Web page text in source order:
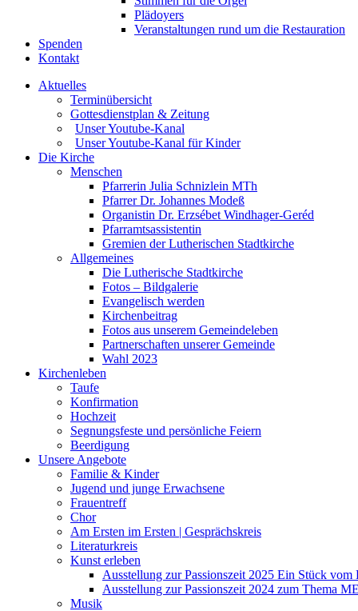
Plädoyers
Veranstaltungen rund um die Restauration
Spenden
Kontakt
Aktuelles
Terminübersicht
Gottesdienstplan & Zeitung
Unser Youtube-Kanal
Unser Youtube-Kanal für Kinder
Die Kirche
Menschen
Pfarrerin Julia Schnizlein MTh
Pfarrer Dr. Johannes Modeß
Organistin Dr. Erzsébet Windhager-Geréd
Pfarramtsassistentin
Gremien der Lutherischen Stadtkirche
Allgemeines
Die Lutherische Stadtkirche
Fotos – Bildgalerie
Evangelisch werden
Kirchenbeitrag
Fotos aus unserem Gemeindeleben
Partnerschaften unserer Gemeinde
Wahl 2023
Kirchenleben
Taufe
Konfirmation
Hochzeit
Segnungsfeste und persönliche Feiern
Beerdigung
Unsere Angebote
Familie & Kinder
Jugend und junge Erwachsene
Frauentreff
Chor
Am Ersten im Ersten | Gesprächskreis
Literaturkreis
Kunst erleben
Ausstellung zur Passionszeit 2025 Ein Stück vom
Ausstellung zur Passionszeit 2024 zum Thema
Musik